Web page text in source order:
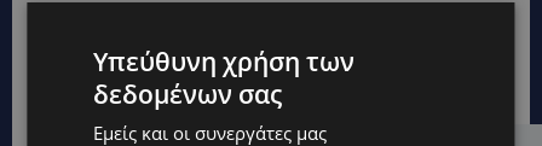
Υπεύθυνη χρήση των
δεδομένων σας
Εμείς και οι συνεργάτες μας